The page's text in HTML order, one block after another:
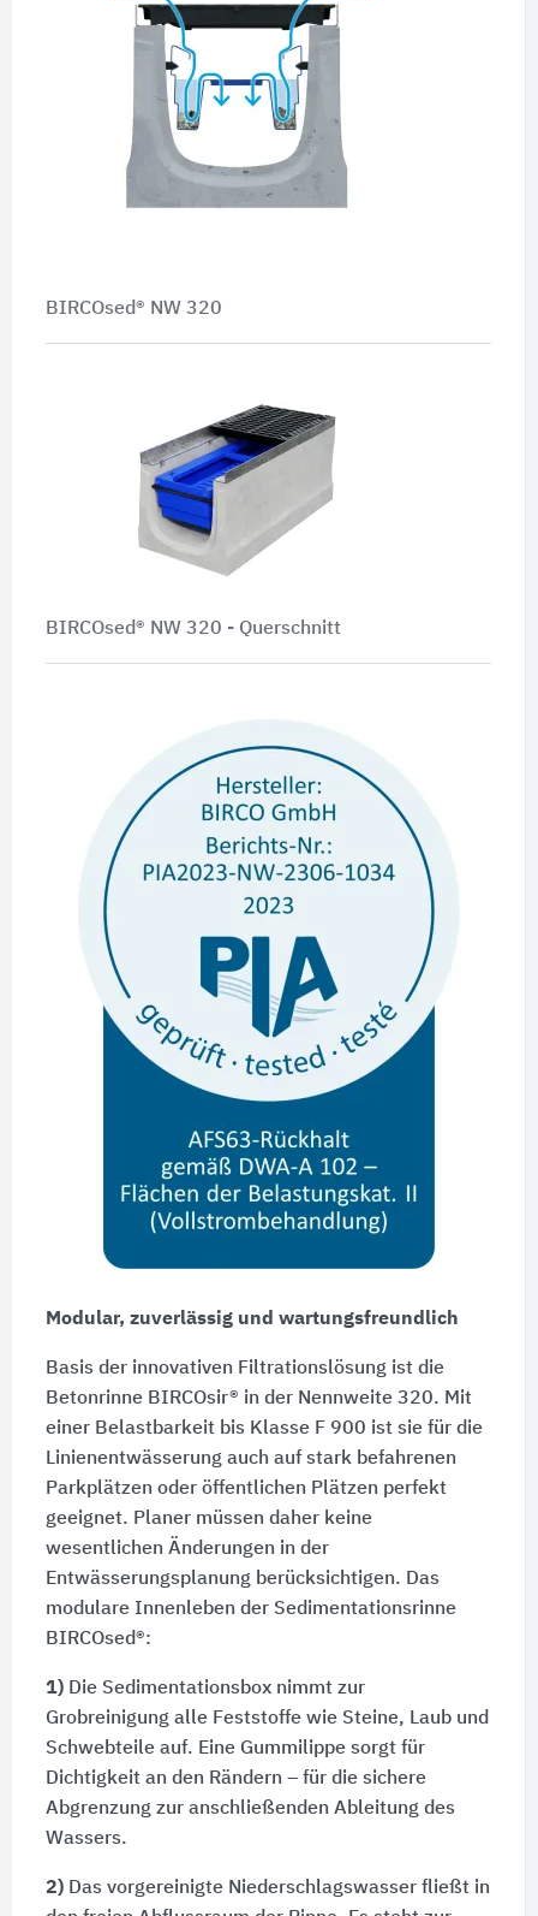
BIRCOsed® NW 320
BIRCOsed® NW 320 - Querschnitt
Modular, zuverlässig und wartungsfreundlich
Basis der innovativen Filtrationslösung ist die
Betonrinne BIRCOsir® in der Nennweite 320. Mit
einer Belastbarkeit bis Klasse F 900 ist sie für die
Linienentwässerung auch auf stark befahrenen
Parkplätzen oder öffentlichen Plätzen perfekt
geeignet. Planer müssen daher keine
wesentlichen Änderungen in der
Entwässerungsplanung berücksichtigen. Das
modulare Innenleben der Sedimentationsrinne
BIRCOsed®:
1)Die Sedimentationsbox nimmt zur
Grobreinigung alle Feststoffe wie Steine, Laub und
Schwebteile auf. Eine Gummilippe sorgt für
Dichtigkeit an den Rändern – für die sichere
Abgrenzung zur anschließenden Ableitung des
Wassers.
2)Das vorgereinigte Niederschlagswasser fließt in